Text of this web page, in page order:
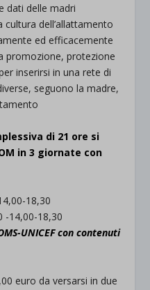
dati delle madri
cultura dell’allattamento
ed efficacemente
promozione, protezione
inserirsi in una rete di
seguono la madre,
di 21 ore si
in 3 giornate con
18,30
-14,00-18,30
UNICEF con contenuti
euro da versarsi in due